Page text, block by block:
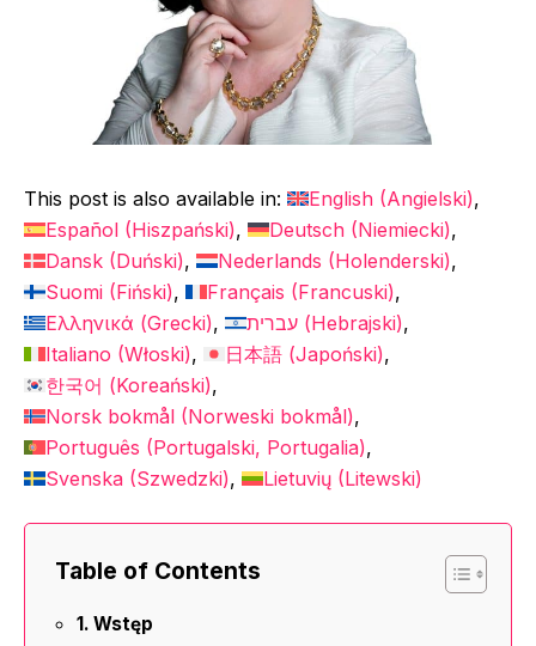
This post is also available in: English (Angielski)
Español (Hiszpański) Deutsch (Niemiecki)
Dansk (Duński) Nederlands (Holenderski)
Suomi (Fiński) Français (Francuski)
Ελληνικά (Grecki) עברית (Hebrajski)
Italiano (Włoski) 日本語 (Japoński)
한국어 (Koreański)
Norsk bokmål (Norweski bokmål)
Português (Portugalski, Portugalia)
Svenska (Szwedzki) Lietuvių (Litewski)
Table of Contents
Wstęp